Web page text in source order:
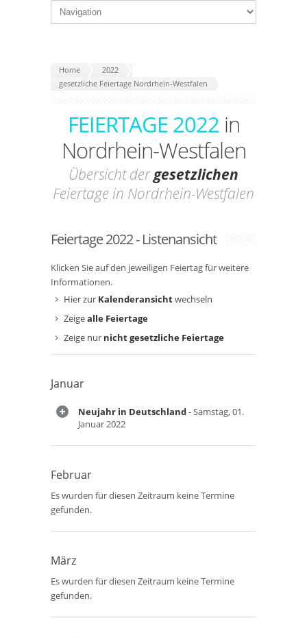
Home
2022
gesetzliche Feiertage Nordrhein-Westfalen
FEIERTAGE 2022 in
Nordrhein-Westfalen
Übersicht dergesetzlichen
Feiertage in Nordrhein-Westfalen
Feiertage 2022 - Listenansicht
Klicken Sie auf den jeweiligen Feiertag für weitere
Informationen.
Hier zur Kalenderansichtwechseln
Zeigealle Feiertage
Zeige nur nicht gesetzliche Feiertage
Januar
Neujahr in Deutschland- Samstag, 01.
Januar 2022
Februar
Es wurden für diesen Zeitraum keine Termine
gefunden.
März
Es wurden für diesen Zeitraum keine Termine
gefunden.